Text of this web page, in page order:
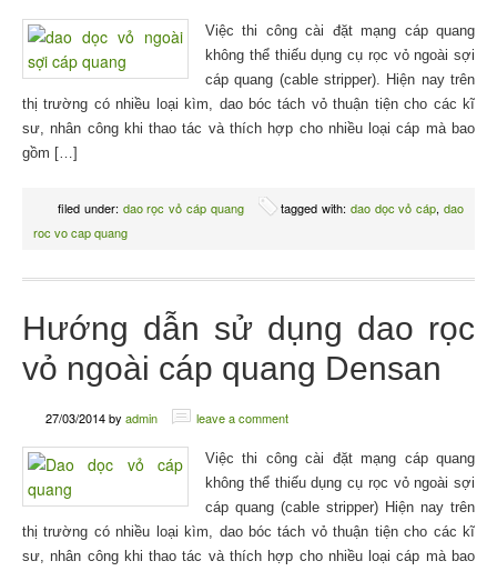
Việc thi công cài đặt mạng cáp quang
không thể thiếu dụng cụ rọc vỏ ngoài sợi
cáp quang (cable stripper). Hiện nay trên
thị trường có nhiều loại kìm, dao bóc tách vỏ thuận tiện cho các kĩ
sư, nhân công khi thao tác và thích hợp cho nhiều loại cáp mà bao
gồm […]
filed under: dao rọc vỏ cáp quang tagged with: dao dọc vỏ cáp,dao
roc vo cap quang
Hướng dẫn sử dụng dao rọc
vỏ ngoài cáp quang Densan
27/03/2014by admin leave a comment
Việc thi công cài đặt mạng cáp quang
không thể thiếu dụng cụ rọc vỏ ngoài sợi
cáp quang (cable stripper) Hiện nay trên
thị trường có nhiều loại kìm, dao bóc tách vỏ thuận tiện cho các kĩ
sư, nhân công khi thao tác và thích hợp cho nhiều loại cáp mà bao